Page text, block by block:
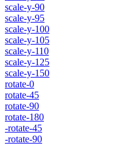
scale-y-90
scale-y-95
scale-y-100
scale-y-105
scale-y-110
scale-y-125
scale-y-150
rotate-0
rotate-45
rotate-90
rotate-180
-rotate-45
-rotate-90